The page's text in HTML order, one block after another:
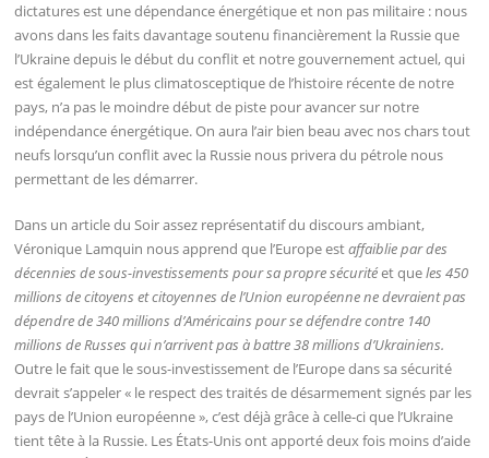
dictatures est une dépendance énergétique et non pas militaire : nous
avons dans les faits davantage soutenu financièrement la Russie que
l’Ukraine depuis le début du conflit et notre gouvernement actuel, qui
est également le plus climatosceptique de l’histoire récente de notre
pays, n’a pas le moindre début de piste pour avancer sur notre
indépendance énergétique. On aura l’air bien beau avec nos chars tout
neufs lorsqu’un conflit avec la Russie nous privera du pétrole nous
permettant de les démarrer.
Dans un article du Soir assez représentatif du discours ambiant,
Véronique Lamquin nous apprend que l’Europe estaffaiblie par des
décennies de sous-investissements pour sa propre sécuritéet queles 450
millions de citoyens et citoyennes de l’Union européenne ne devraient pas
dépendre de 340 millions d’Américains pour se défendre contre 140
millions de Russes qui n’arrivent pas à battre 38 millions d’Ukrainiens.
Outre le fait que le sous-investissement de l’Europe dans sa sécurité
devrait s’appeler « le respect des traités de désarmement signés par les
pays de l’Union européenne », c’est déjà grâce à celle-ci que l’Ukraine
tient tête à la Russie. Les États-Unis ont apporté deux fois moins d’aide